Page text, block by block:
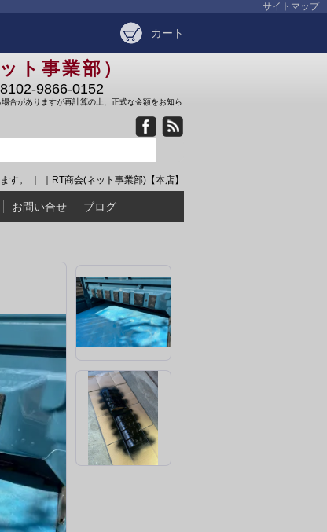
サイトマップ
カート
ト事業部）
9866-0152
合がありますが再計算の上、正式な金額をお知ら
。 ｜ ｜RT商会(ネット事業部)【本店】
お問い合せ ブログ